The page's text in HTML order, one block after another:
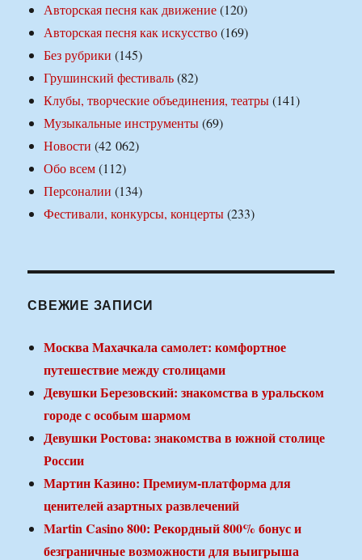
Авторская песня как движение(120)
Авторская песня как искусство(169)
Без рубрики (145)
Грушинский фестиваль(82)
Клубы, творческие объединения, театры(141)
Музыкальные инструменты(69)
Новости (42 062)
Обо всем(112)
Персоналии (134)
Фестивали, конкурсы, концерты(233)
СВЕЖИЕ ЗАПИСИ
Москва Махачкала самолет: комфортное
путешествие между столицами
Девушки Березовский: знакомства в уральском
городе с особым шармом
Девушки Ростова: знакомства в южной столице
России
Мартин Казино: Премиум-платформа для
ценителей азартных развлечений
Martin Casino 800: Рекордный 800% бонус и
безграничные возможности для выигрыша